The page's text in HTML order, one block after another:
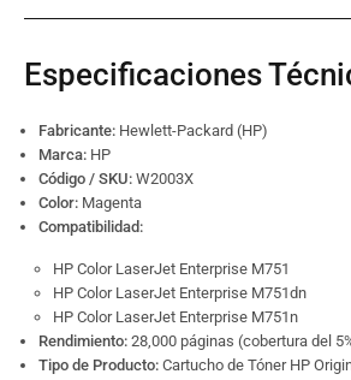
Especificaciones
Fabricante: Hewlett-Packard (HP)
Marca: HP
Código / SKU: W2003X
Color: Magenta
Compatibilidad:
HP Color LaserJet Enterprise M751
HP Color LaserJet Enterprise M751dn
HP Color LaserJet Enterprise M751n
Rendimiento: 28,000 páginas (cobertura del
Tipo de Producto: Cartucho de Tóner HP